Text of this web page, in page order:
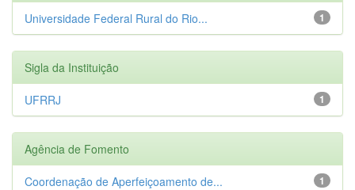
1
Universidade Federal Rural do Rio...
Sigla da Instituição
1
UFRRJ
Agência de Fomento
1
Coordenação de Aperfeiçoamento de...